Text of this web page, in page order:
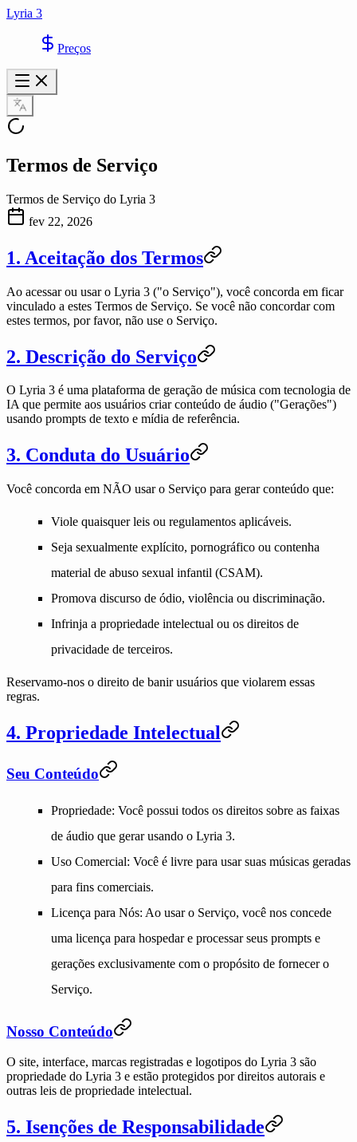
Lyria 3
Preços
Termos de Serviço
Termos de Serviço do Lyria 3
fev 22, 2026
1. Aceitação dos Termos
Ao acessar ou usar o Lyria 3 ("o Serviço"), você concorda em ficar
vinculado a estes Termos de Serviço. Se você não concordar com
estes termos, por favor, não use o Serviço.
2. Descrição do Serviço
O Lyria 3 é uma plataforma de geração de música com tecnologia de
IA que permite aos usuários criar conteúdo de áudio ("Gerações")
usando prompts de texto e mídia de referência.
3. Conduta do Usuário
Você concorda em NÃO usar o Serviço para gerar conteúdo que:
Viole quaisquer leis ou regulamentos aplicáveis.
Seja sexualmente explícito, pornográfico ou contenha
material de abuso sexual infantil (CSAM).
Promova discurso de ódio, violência ou discriminação.
Infrinja a propriedade intelectual ou os direitos de
privacidade de terceiros.
Reservamo-nos o direito de banir usuários que violarem essas
regras.
4. Propriedade Intelectual
Seu Conteúdo
Propriedade: Você possui todos os direitos sobre as faixas
de áudio que gerar usando o Lyria 3.
Uso Comercial: Você é livre para usar suas músicas geradas
para fins comerciais.
Licença para Nós: Ao usar o Serviço, você nos concede
uma licença para hospedar e processar seus prompts e
gerações exclusivamente com o propósito de fornecer o
Serviço.
Nosso Conteúdo
O site, interface, marcas registradas e logotipos do Lyria 3 são
propriedade do Lyria 3 e estão protegidos por direitos autorais e
outras leis de propriedade intelectual.
5. Isenções de Responsabilidade